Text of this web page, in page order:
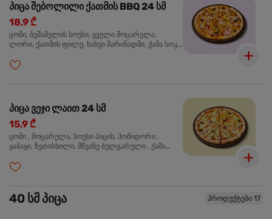
პიცა შებოლილი ქათმის BBQ 24 სმ
18,9 ₾
ცომი, ბეშამელის სოუსი, ყველი მოცარელა,
ლორი, ქათმის ფილე, ხახვი მარინადში, ქამა სოკო
პიცა ვეჯი ლაით 24 სმ
15,9 ₾
ცომი , მოცარელა, სოუსი პიცის, პომიდორი ,
ყაბაყი, ზეთისხილი, მწვანე ბულგარული , ქამა
40 სმ პიცა პროდუქტები 17